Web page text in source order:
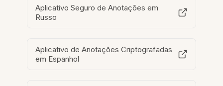
Aplicativo Seguro de Anotações em
Russo
Aplicativo de Anotações Criptografadas
em Espanhol